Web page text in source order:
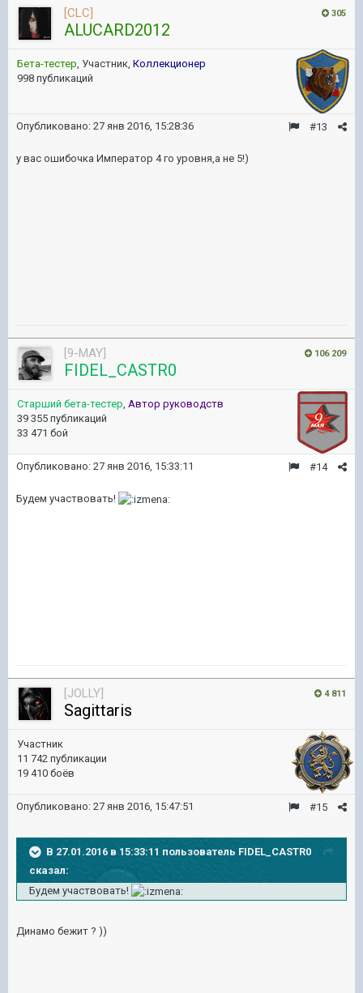
305
[CLC]
ALUCARD2012
Бета-тестер, Участник, Коллекционер
998 публикаций
#13
Опубликовано: 27 янв 2016, 15:28:36
у вас ошибочка Император 4 го уровня,а не 5!)
106 209
[9-MAY]
FIDEL_CASTR0
Старший бета-тестер, Автор руководств
39 355 публикаций
33 471 бой
#14
Опубликовано: 27 янв 2016, 15:33:11
Будем участвовать!
4 811
[JOLLY]
Sagittaris
Участник
11 742 публикации
19 410 боёв
#15
Опубликовано: 27 янв 2016, 15:47:51
В 27.01.2016 в 15:33:11 пользователь FIDEL_CASTR0
сказал:
Будем участвовать!
Динамо бежит ? ))